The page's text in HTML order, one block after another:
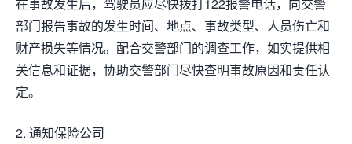
部门报告事故的发生时间、地点、事故类型、人员伤亡和
财产损失等情况。配合交警部门的调查工作，如实提供相
关信息和证据，协助交警部门尽快查明事故原因和责任认
定。
2. 通知保险公司